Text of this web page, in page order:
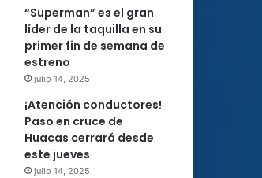
“Superman” es el gran
líder de la taquilla en su
primer fin de semana de
estreno
julio 14, 2025
¡Atención conductores!
Paso en cruce de
Huacas cerrará desde
este jueves
julio 14, 2025